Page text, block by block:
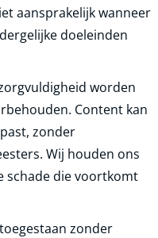
aansprakelijk wanneer
doeleinden
worden
Content kan
zonder
Wij houden ons
schade die voortkomt
zonder